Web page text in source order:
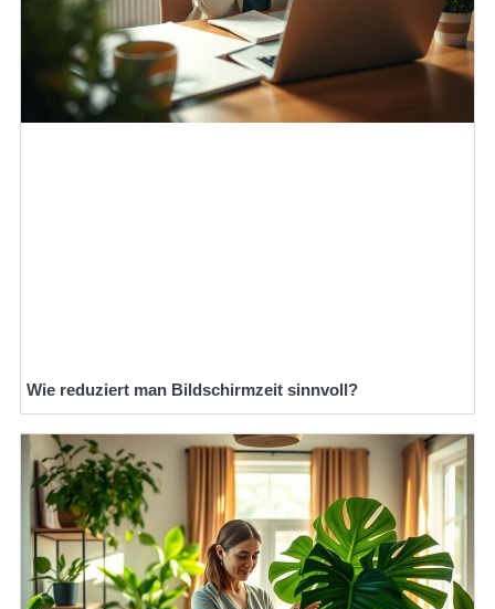
Wie reduziert man Bildschirmzeit sinnvoll?